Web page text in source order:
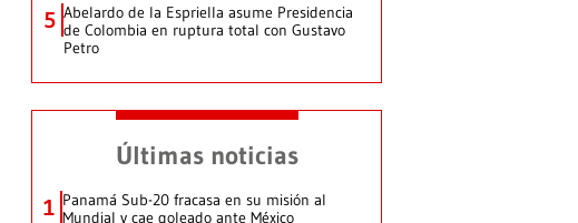
5 Abelardo de la Espriella asume Presidencia
de Colombia en ruptura total con Gustavo
Petro
Últimas noticias
1 Panamá Sub-20 fracasa en su misión al
Mundial y cae goleado ante México